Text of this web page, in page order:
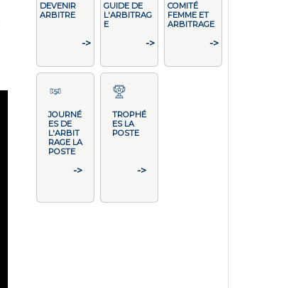
DEVENIR
ARBITRE
->
GUIDE DE
L'ARBITRAG
E
->
COMITÉ
FEMME ET
ARBITRAGE
->
JOURNÉ
ES DE
L'ARBIT
RAGE LA
POSTE
->
TROPHÉ
ES LA
POSTE
->